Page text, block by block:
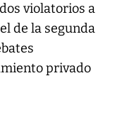
violatorios a
de la segunda
privado